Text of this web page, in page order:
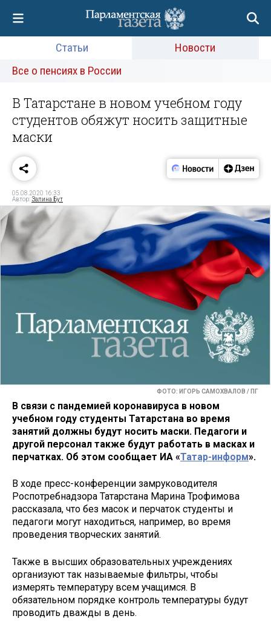
Статьи
Новости
Все о пенсиях в России
В Татарстане в новом учебном году
студентов обяжут носить защитные
маски
05.08.2020 16:33
Автор:Залина Бут
ФОТО: ИГОРЬ САМОХВАЛОВ / ПГ
В связи с пандемией коронавируса в новом
учебном году студенты Татарстана во время
занятий должны будут носить маски. Педагоги и
другой персонал также будут работать в масках и
перчатках. Об этом сообщает ИА «Татар-информ».
В ходе пресс-конференции замруководителя
Роспотребнадзора Татарстана Марина Трофимова
рассказала, что без масок и перчаток студенты и
педагоги могут находиться, например, во время
проведения творческих занятий.
Также в высших образовательных учреждениях
организуют так называемые фильтры, чтобы
измерять температуру всем учащимся. В
обязательном порядке контроль температуры будут
проводить дважды в день.